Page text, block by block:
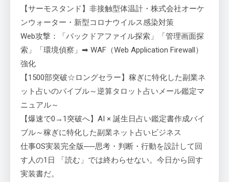
【サーモスタンド】非接触型体温計・株式会社オーケ
ンウォーター・新型コロナウイルス感染対策
Web攻撃：「バックドアファイル探索」「管理画面探
索」「環境偵察」➡ WAF（Web Application Firewall）
強化
【1500部突破☆ロングセラー】稼ぎに特化した副業ネ
ット占いのバイブル～逆算タロット占いメール鑑定マ
ニュアル～
【爆速で0→1突破へ】AI × 誕生日占い鑑定書作成バイ
ブル～稼ぎに特化した副業ネット占いビジネス
仕事OS実装完全版──思考・判断・行動を設計して回
す人の1日 「読む」では終わらせない。今日から回す
実装書だ。